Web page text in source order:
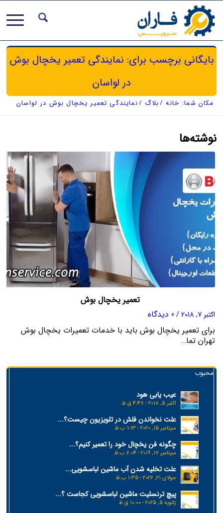
بایگانی برچسب برای: نمایندگی تعمیر یخچال بوش
در لواسان
مکان شما: خانه /بلاگ /نمایندگی تعمیر یخچال بوش در لواسان
نوشته‌ها
تعمیر یخچال بوش
اکتبر 7, 2018 /0 دیدگاه
برای تعمیر یخچال بوش باید با خدمات تعمیرات یخچال بوش
تهران تما…
محبوب
عیب یابی هود
اکتبر 5, 2018 - 4:47 ق.ظ
علت نخواندن فلش در تلویزیون چیست؟...
سپتامبر 15, 2020 - 1:13 ب.ظ
چگونه فن یخچال خود را تعمیر کنیم؟...
سپتامبر 17, 2019 - 6:04 ب.ظ
علت تخلیه شدن آب ماشین لباسشویی...
جولای 21, 2026 - 1:35 ب.ظ
پیچ ترنسلیت ماشین لباسشویی کجاست ؟...
ژانویه 5, 2025 - 10:00 ق.ظ